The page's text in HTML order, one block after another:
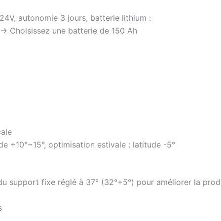
autonomie 3 jours, batterie lithium :
Choisissez une batterie de 150 Ah
+10°~15°, optimisation estivale : latitude -5°
support fixe réglé à 37° (32°+5°) pour améliorer la